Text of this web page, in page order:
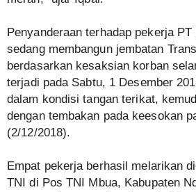
Penyanderaan terhadap pekerja
sedang membangun jembatan
berdasarkan kesaksian korban
terjadi pada Sabtu, 1 Desember
dalam kondisi tangan terikat,
dengan tembakan pada keesokan
(2/12/2018).
Empat pekerja berhasil melarikan
TNI di Pos TNI Mbua, Kabupaten